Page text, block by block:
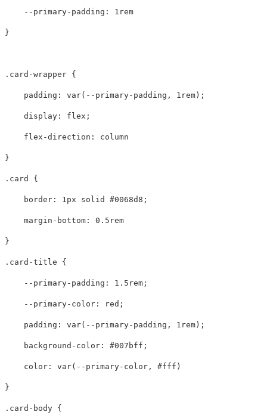
--primary-padding : 1rem
}
.card-wrapper {
padding : var( --primary-padding , 1rem );
display : flex ;
flex-direction : column
}
.card {
border : 1px solid #0068d8 ;
margin-bottom : 0.5rem
}
.card-title {
--primary-padding : 1.5rem ;
--primary-color : red ;
padding : var( --primary-padding , 1rem );
background-color : #007bff ;
color : var( --primary-color , #fff )
}
.card-body {